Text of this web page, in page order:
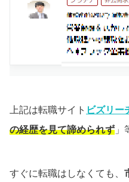
上記は転職サイト ビズリー
の経歴を見て諦められず 」
すぐに転職はしなくても、